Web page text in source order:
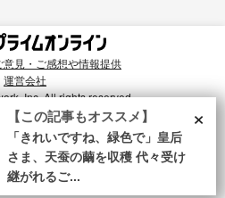
見・ご感想や情報提供
運営会社
Inc. All rights reserved.
・関⼼に合致したコンテンツや広告配信を提供する
は、
プライバシーポリシー をご確認ください。×
【この記事もオススメ】
「きれいですね、緑色で」皇后
さま、天蚕の繭を収穫 代々受け
継がれるご...